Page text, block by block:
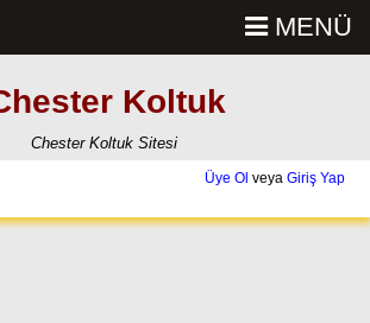
Koltuk
MENÜ
Chester Koltuk Sitesi
Üye Ol veya Giriş Yap